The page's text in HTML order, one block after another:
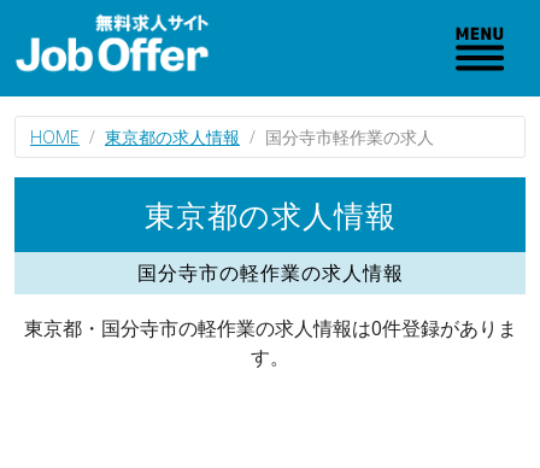
HOME 東京都の求人情報 国分寺市軽作業の求人
東京都の求人情報
国分寺市の軽作業の求人情報
東京都・国分寺市の軽作業の求人情報は0件登録がありま
す。